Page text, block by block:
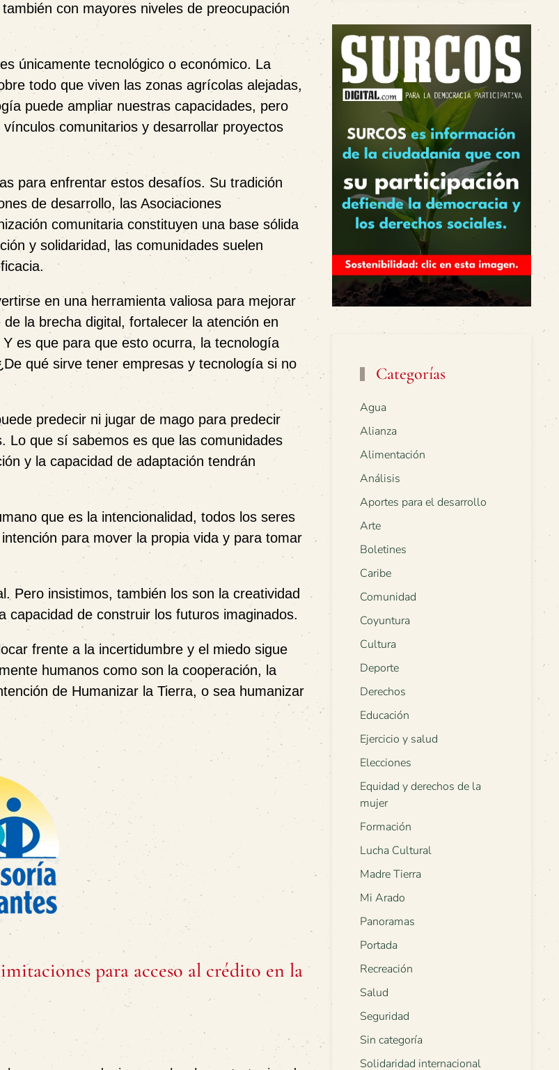
con mayores niveles de preocupación
únicamente tecnológico o económico. La
todo que viven las zonas agrícolas alejadas,
puede ampliar nuestras capacidades, pero
comunitarios y desarrollar proyectos
para enfrentar estos desafíos. Su tradición
de desarrollo, las Asociaciones
comunitaria constituyen una base sólida
y solidaridad, las comunidades suelen
en una herramienta valiosa para mejorar
la brecha digital, fortalecer la atención en
es que para que esto ocurra, la tecnología
qué sirve tener empresas y tecnología si no
predecir ni jugar de mago para predecir
Lo que sí sabemos es que las comunidades
y la capacidad de adaptación tendrán
que es la intencionalidad, todos los seres
para mover la propia vida y para tomar
Pero insistimos, también los son la creatividad
capacidad de construir los futuros imaginados.
frente a la incertidumbre y el miedo sigue
humanos como son la cooperación, la
de Humanizar la Tierra, o sea humanizar
para acceso al crédito en la
Categorías
Agua
Alianza
Alimentación
Análisis
Aportes para el desarrollo
Arte
Boletines
Caribe
Comunidad
Coyuntura
Cultura
Deporte
Derechos
Educación
Ejercicio y salud
Elecciones
Equidad y derechos de la
mujer
Formación
Lucha Cultural
Madre Tierra
Mi Arado
Panoramas
Portada
Recreación
Salud
Seguridad
Sin categoría
Solidaridad internacional